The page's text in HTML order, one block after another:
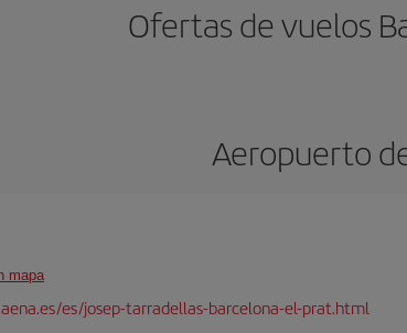
Ofertas de vuelos
Aeropuerto
mapa
es/josep-tarradellas-barcelona-el-prat.html